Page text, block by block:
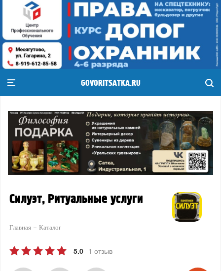
GOVORITSATKA.RU
Силуэт, Ритуальные услуги
Главная Каталог
5.0 1 отзыв